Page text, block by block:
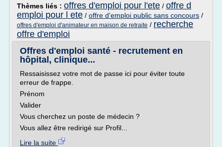
Thèmes liés : offres d'emploi pour l'ete / offre d
emploi pour l ete / offre d'emploi public sans concours /
offres d'emploi d'animateur en maison de retraite / recherche
offre d'emploi
Offres d'emploi santé - recrutement en
hôpital, clinique...
Ressaisissez votre mot de passe ici pour éviter toute
erreur de frappe.
Prénom
Valider
Vous cherchez un poste de médecin ?
Vous allez être redirigé sur Profil...
Lire la suite